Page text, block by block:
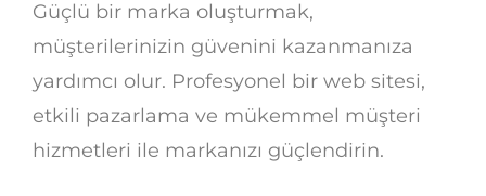
Güçlü bir marka oluşturmak,
müşterilerinizin güvenini kazanmanıza
yardımcı olur. Profesyonel bir web sitesi,
etkili pazarlama ve mükemmel müşteri
hizmetleri ile markanızı güçlendirin.